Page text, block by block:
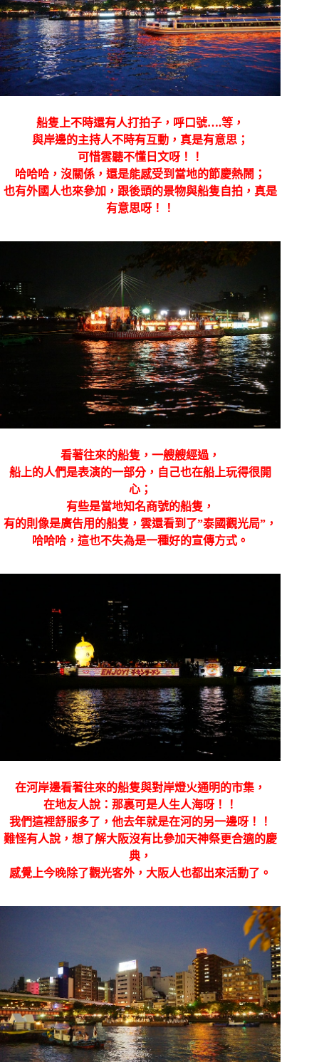
船隻上不時還有人打拍子，呼口號….等，
與岸邊的主持人不時有互動，真是有意思；
可惜雲聽不懂日文呀！！
哈哈哈，沒關係，還是能感受到當地的節慶熱鬧；
也有外國人也來參加，跟後頭的景物與船隻自拍，真是
有意思呀！！
看著往來的船隻，一艘艘經過，
船上的人們是表演的一部分，自己也在船上玩得很開
心；
有些是當地知名商號的船隻，
有的則像是廣告用的船隻，雲還看到了”泰國觀光局”，
哈哈哈，這也不失為是一種好的宣傳方式。
在河岸邊看著往來的船隻與對岸燈火通明的市集，
在地友人說：那裏可是人生人海呀！！
我們這裡舒服多了，他去年就是在河的另一邊呀！！
難怪有人說，想了解大阪沒有比參加天神祭更合適的慶
典，
感覺上今晚除了觀光客外，大阪人也都出來活動了。